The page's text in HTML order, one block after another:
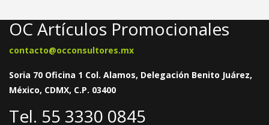
OC Artículos Promocionales
contacto@occonsultores.mx
Soria 70 Oficina 1 Col. Alamos, Delegación Benito Juárez,
México, CDMX, C.P. 03400
Tel. 55 3330 0845